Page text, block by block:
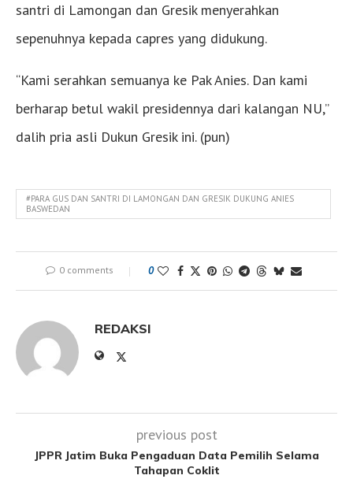
santri di Lamongan dan Gresik menyerahkan
sepenuhnya kepada capres yang didukung.
“Kami serahkan semuanya ke Pak Anies. Dan kami
berharap betul wakil presidennya dari kalangan NU,”
dalih pria asli Dukun Gresik ini. (pun)
#PARA GUS DAN SANTRI DI LAMONGAN DAN GRESIK DUKUNG ANIES
BASWEDAN
0 comments 0
REDAKSI
previous post
JPPR Jatim Buka Pengaduan Data Pemilih Selama
Tahapan Coklit